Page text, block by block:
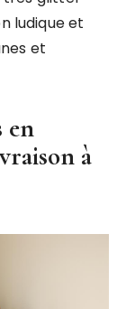
ludique et
et
en
à